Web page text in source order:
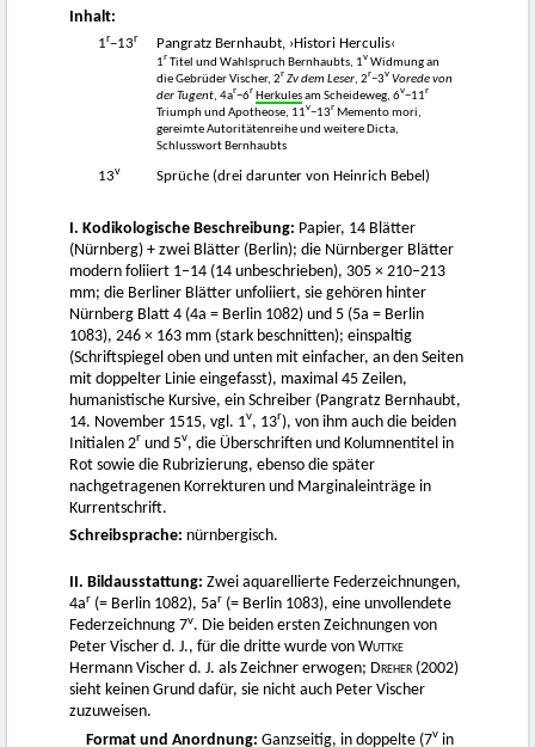
Inhalt:
1r−13r Pangratz Bernhaubt, ›Histori Herculis‹
1r Titel und Wahlspruch Bernhaubts, 1v Widmung an
die Gebrüder Vischer, 2r Zv dem Leser, 2r−3v Vorede von
der Tugent, 4ar−6r Herkulesam Scheideweg, 6v−11r
Triumph und Apotheose, 11v−13r Memento mori,
gereimte Autoritätenreihe und weitere Dicta,
Schlusswort Bernhaubts
13v Sprüche (drei darunter von Heinrich Bebel)
I. Kodikologische Beschreibung: Papier, 14 Blätter
(Nürnberg) + zwei Blätter (Berlin); die Nürnberger Blätter
modern foliiert 1–14 (14 unbeschrieben), 305 × 210−213
mm; die Berliner Blätter unfoliiert, sie gehören hinter
Nürnberg Blatt 4 (4a = Berlin 1082) und 5 (5a = Berlin
1083), 246 × 163 mm (stark beschnitten); einspaltig
(Schriftspiegel oben und unten mit einfacher, an den Seiten
mit doppelter Linie eingefasst), maximal 45 Zeilen,
humanistische Kursive, ein Schreiber (Pangratz Bernhaubt,
14. November 1515, vgl. 1v, 13r), von ihm auch die beiden
Initialen 2r und 5v, die Überschriften und Kolumnentitel in
Rot sowie die Rubrizierung, ebenso die später
nachgetragenen Korrekturen und Marginaleinträge in
Kurrentschrift.
Schreibsprache: nürnbergisch.
II. Bildausstattung: Zwei aquarellierte Federzeichnungen,
4ar (= Berlin 1082), 5ar (= Berlin 1083), eine unvollendete
Federzeichnung 7v. Die beiden ersten Zeichnungen von
Peter Vischer d. J., für die dritte wurde von Wuttke
Hermann Vischer d. J. als Zeichner erwogen; Dreher (2002)
sieht keinen Grund dafür, sie nicht auch Peter Vischer
zuzuweisen.
Format und Anordnung: Ganzseitig, in doppelte (7v in